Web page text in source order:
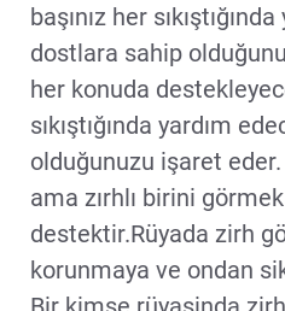
başınız her
dostlara sahip
her konuda
sıkıştığında yardım
olduğunuzu işaret eder.
ama zırhlı birini
destektir.Rüyada zirh
korunmaya ve ondan